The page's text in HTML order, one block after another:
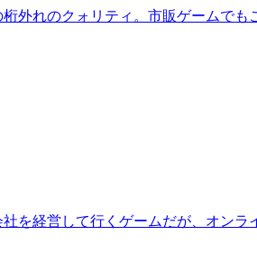
外れのクォリティ。市販ゲームで
を経営して行くゲームだが、オン